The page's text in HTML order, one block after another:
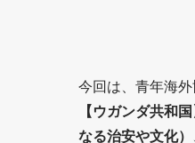
今回は、青年海外
【ウガンダ共和国
なる治安や文化）